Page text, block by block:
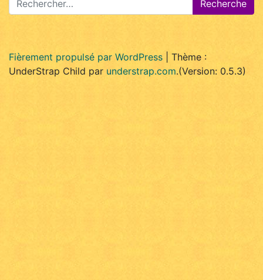
pour :
Fièrement propulsé par WordPress
Thème :
UnderStrap Child par understrap.com.(Version: 0.5.3)